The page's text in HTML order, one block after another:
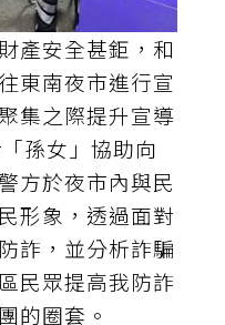
產安全甚鉅，和
東南夜市進行宣
集之際提升宣導
孫女」協助向
方於夜市內與民
形象，透過面對
詐，並分析詐騙
民眾提高我防詐
的圈套。